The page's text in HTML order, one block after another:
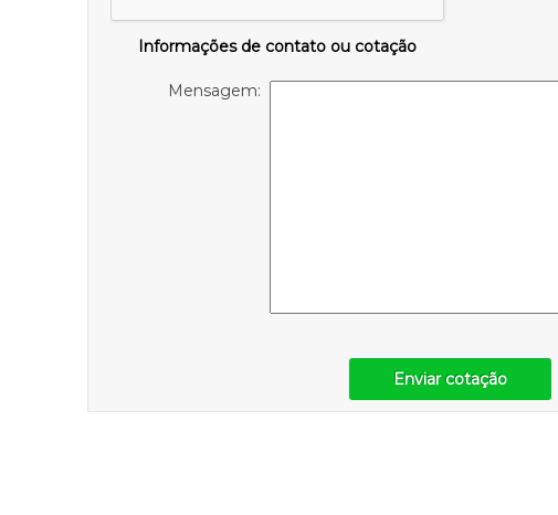
Informações de contato ou cotação
Mensagem:
Enviar cotação